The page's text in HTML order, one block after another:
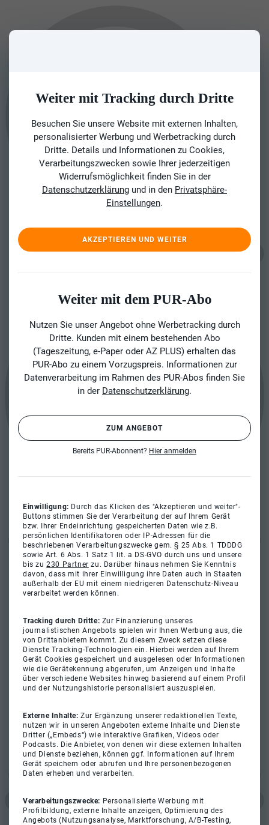
Weiter mit Tracking durch Dritte
Besuchen Sie unsere Website mit externen Inhalten,
personalisierter Werbung und Werbetracking durch
Dritte. Details und Informationen zu Cookies,
Verarbeitungszwecken sowie Ihrer jederzeitigen
Widerrufsmöglichkeit finden Sie in der
Datenschutzerklärung und in den Privatsphäre-
Einstellungen.
AKZEPTIEREN UND WEITER
Weiter mit dem PUR-Abo
Nutzen Sie unser Angebot ohne Werbetracking durch
Dritte. Kunden mit einem bestehenden Abo
(Tageszeitung, e-Paper oder AZ PLUS) erhalten das
PUR-Abo zu einem Vorzugspreis. Informationen zur
Datenverarbeitung im Rahmen des PUR-Abos finden Sie
in der Datenschutzerklärung.
ZUM ANGEBOT
Bereits PUR-Abonnent? Hier anmelden
Einwilligung: Durch das Klicken des "Akzeptieren und weiter"-
Buttons stimmen Sie der Verarbeitung der auf Ihrem Gerät
bzw. Ihrer Endeinrichtung gespeicherten Daten wie z.B.
persönlichen Identifikatoren oder IP-Adressen für die
beschriebenen Verarbeitungszwecke gem. § 25 Abs. 1 TDDDG
sowie Art. 6 Abs. 1 Satz 1 lit. a DS-GVO durch uns und unsere
bis zu230 Partner zu. Darüber hinaus nehmen Sie Kenntnis
davon, dass mit ihrer Einwilligung ihre Daten auch in Staaten
außerhalb der EU mit einem niedrigeren Datenschutz-Niveau
verarbeitet werden können.
Tracking durch Dritte: Zur Finanzierung unseres
journalistischen Angebots spielen wir Ihnen Werbung aus, die
von Drittanbietern kommt. Zu diesem Zweck setzen diese
Dienste Tracking-Technologien ein. Hierbei werden auf Ihrem
Gerät Cookies gespeichert und ausgelesen oder Informationen
wie die Gerätekennung abgerufen, um Anzeigen und Inhalte
über verschiedene Websites hinweg basierend auf einem Profil
und der Nutzungshistorie personalisiert auszuspielen.
Externe Inhalte:Zur Ergänzung unserer redaktionellen Texte,
nutzen wir in unseren Angeboten externe Inhalte und Dienste
Dritter („Embeds“) wie interaktive Grafiken, Videos oder
Podcasts. Die Anbieter, von denen wir diese externen Inhalten
und Dienste beziehen, können ggf. Informationen auf Ihrem
Gerät speichern oder abrufen und Ihre personenbezogenen
Daten erheben und verarbeiten.
Verarbeitungszwecke: Personalisierte Werbung mit
Profilbildung, externe Inhalte anzeigen, Optimierung des
Angebots (Nutzungsanalyse, Marktforschung, A/B-Testing,